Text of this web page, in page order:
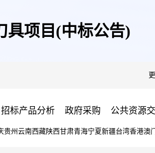
具项目(中标公告)
招标产品分析 政府采购 公共资源
贵州 云南西藏陕西甘肃青海宁夏新疆台湾香港澳门